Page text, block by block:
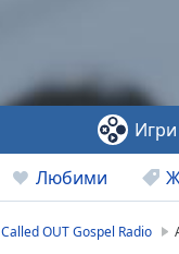
Любими
Игри
Called OUT Gospel Radio